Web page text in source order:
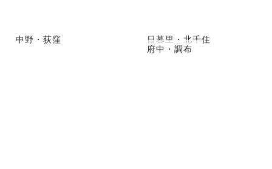
中野・荻窪
日暮里・北千住
府中・調布